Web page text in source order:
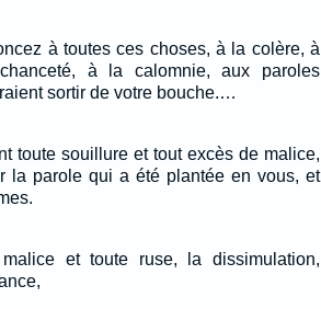
à toutes ces choses, à la colère, à
à la calomnie, aux paroles
sortir de votre bouche.…
toute souillure et tout excès de malice,
la parole qui a été plantée en vous, et
et toute ruse, la dissimulation,